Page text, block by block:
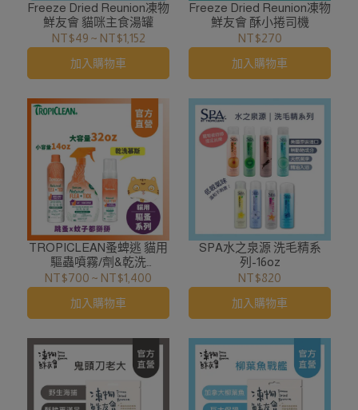
Freeze Dried Reunion凍物
鮮友會 貓咪主食湯罐
NT$49 ~ NT$1,152
加入購物車
Freeze Dried Reunion凍物
鮮友會 酥小捲司機
NT$270
加入購物車
TROPICLEAN蚤蜱逃 貓用
驅蟲噴霧/劑&乾洗
精-14oz/32oz/7.4oz
NT$700 ~ NT$1,400
加入購物車
SPA水之泉源 洗毛精系
列-16oz
NT$820
加入購物車